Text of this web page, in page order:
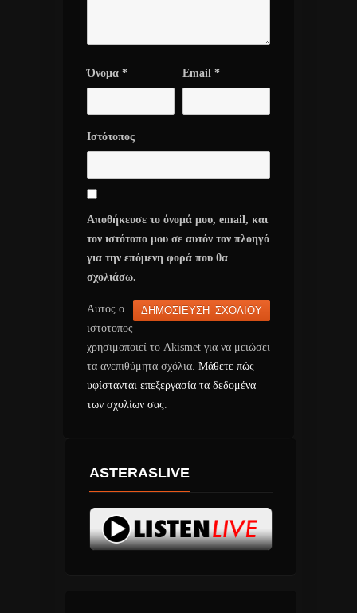
Όνομα * Email *
Ιστότοπος
Αποθήκευσε το όνομά μου, email, και
τον ιστότοπο μου σε αυτόν τον πλοηγό
για την επόμενη φορά που θα
σχολιάσω.
Αυτός ο
ιστότοπος
χρησιμοποιεί το Akismet για να μειώσει
τα ανεπιθύμητα σχόλια. Μάθετε πώς
υφίστανται επεξεργασία τα δεδομένα
των σχολίων σας.
ASTERASLIVE